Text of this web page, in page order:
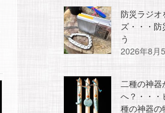
防災ラジオ
ズ・・・
う
2026年8月
二種の神器
へ？・・・
種の神器の